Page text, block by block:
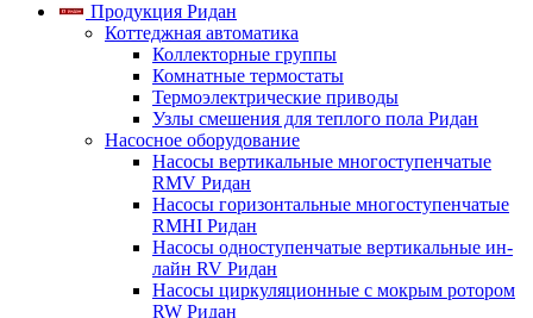
Продукция Ридан
Коттеджная автоматика
Коллекторные группы
Комнатные термостаты
Термоэлектрические приводы
Узлы смешения для теплого пола Ридан
Насосное оборудование
Насосы вертикальные многоступенчатые
RMV Ридан
Насосы горизонтальные многоступенчатые
RMHI Ридан
Насосы одноступенчатые вертикальные ин-
лайн RV Ридан
Насосы циркуляционные с мокрым ротором
RW Ридан